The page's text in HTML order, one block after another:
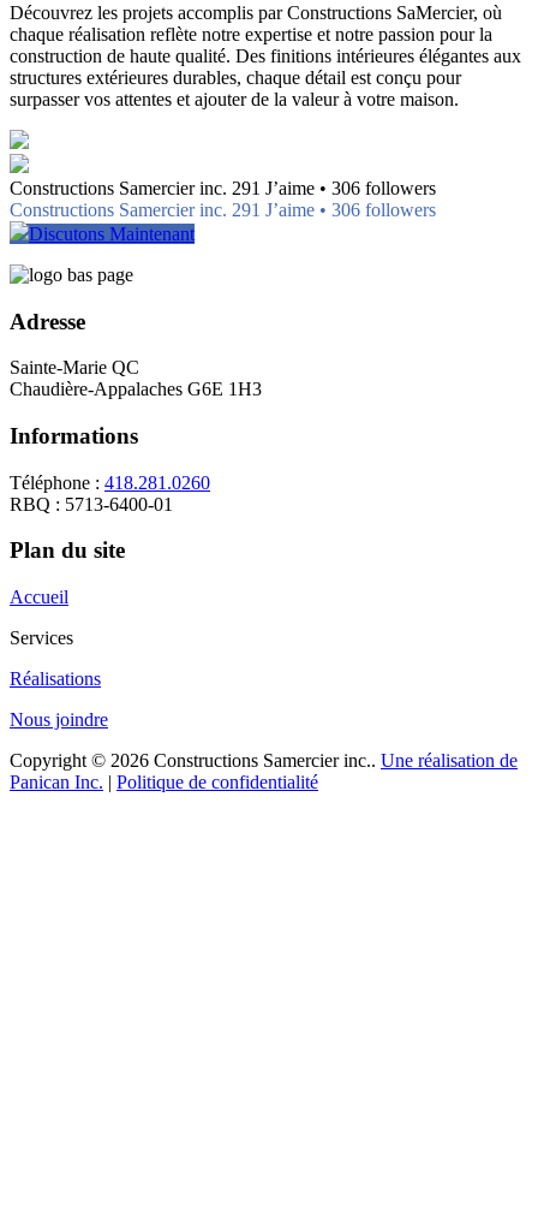
Découvrez les projets accomplis par Constructions SaMercier, où
chaque réalisation reflète notre expertise et notre passion pour la
construction de haute qualité. Des finitions intérieures élégantes aux
structures extérieures durables, chaque détail est conçu pour
surpasser vos attentes et ajouter de la valeur à votre maison.
Constructions Samercier inc. 291 J’aime • 306 followers
Constructions Samercier inc. 291 J’aime • 306 followers
Discutons Maintenant
Adresse
Sainte-Marie QC
Chaudière-Appalaches G6E 1H3
Informations
Téléphone : 418.281.0260
RBQ : 5713-6400-01
Plan du site
Accueil
Services
Réalisations
Nous joindre
Copyright © 2026 Constructions Samercier inc.. Une réalisation de
Panican Inc. | Politique de confidentialité